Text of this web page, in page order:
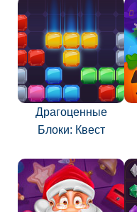
Драгоценные
Блоки: Квест